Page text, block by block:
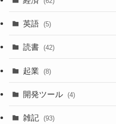
英語 (5)
読書 (42)
起業 (8)
開発ツール (4)
雑記 (93)